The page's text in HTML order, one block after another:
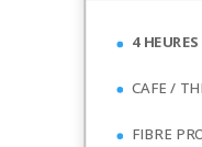
4
CAFE /
FIBRE